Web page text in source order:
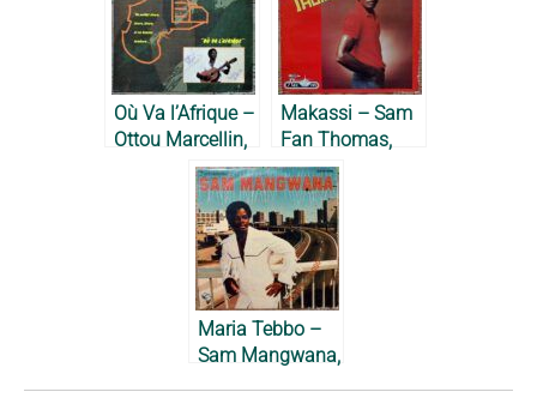
Où Va l’Afrique –
Ottou Marcellin,
Makassi – Sam
Fan Thomas,
1984
Maria Tebbo –
Sam Mangwana,